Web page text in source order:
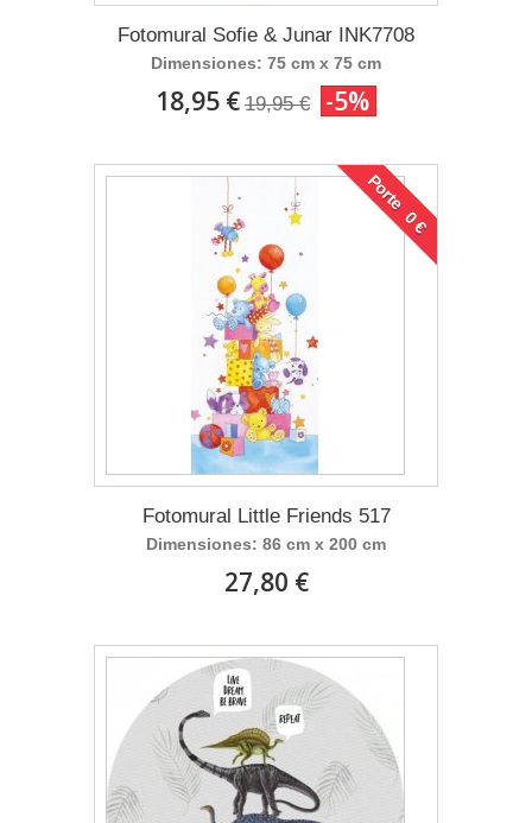
Fotomural Sofie & Junar INK7708
Dimensiones: 75 cm x 75 cm
18,95 € 19,95 € -5%
Porte 0 €
Fotomural Little Friends 517
Dimensiones: 86 cm x 200 cm
27,80 €